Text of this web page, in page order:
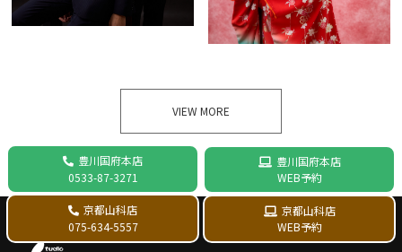
VIEW MORE
豊川国府本店
0533-87-3271
豊川国府本店
WEB予約
京都山科店
075-634-5557
京都山科店
WEB予約